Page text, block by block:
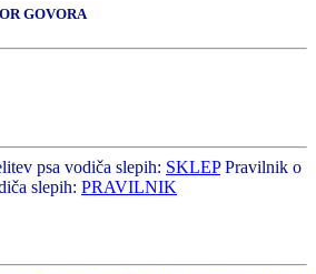
GOVORA
psa vodiča slepih: SKLEPPravilnik o
slepih: PRAVILNIK